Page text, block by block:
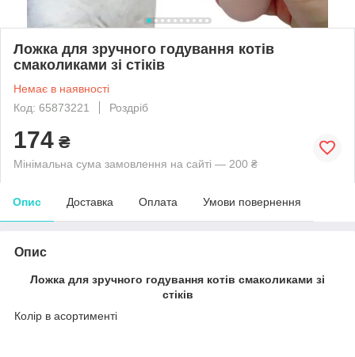
Ложка для зручного годування котів
смаколиками зі стіків
Немає в наявності
Код: 65873221
Роздріб
174 ₴
Мінімальна сума замовлення на сайті — 200 ₴
Опис Доставка Оплата Умови повернення
Опис
Ложка для зручного годування котів смаколиками зі
стіків
Колір в асортименті